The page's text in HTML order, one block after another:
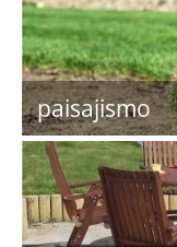
paisajismo